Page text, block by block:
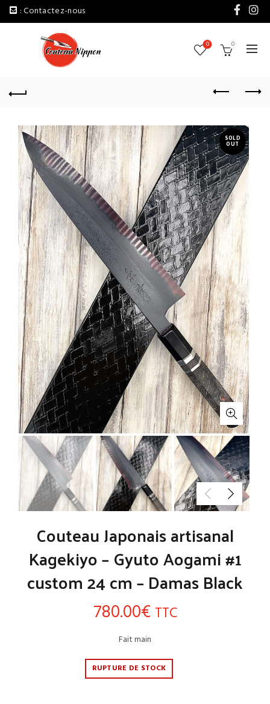
: Contactez-nous
0 0
SOLD
OUT
Couteau Japonais artisanal
Kagekiyo – Gyuto Aogami #1
custom 24 cm – Damas Black
780.00€ TTC
Fait main
RUPTURE DE STOCK